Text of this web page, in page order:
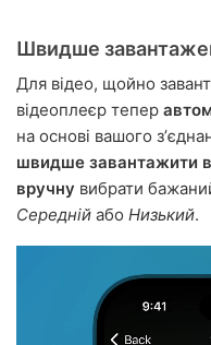
Швидше
Для відео, щойно
відеоплеєр тепер
на основі вашого
швидше завантажити
вручну вибрати
Середній або Низький.